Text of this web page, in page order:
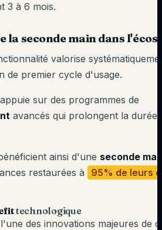
3 à 6 mois.
laseconde maindans
valorise
de premier cycle d'usage.
sur des programmes de
avancés qui prolongent la durée
ainsi d'une seconde
restaurées à
95% de leurs
technologique
des innovations majeures de